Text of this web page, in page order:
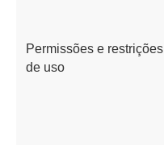
Permissões e restrições
de uso